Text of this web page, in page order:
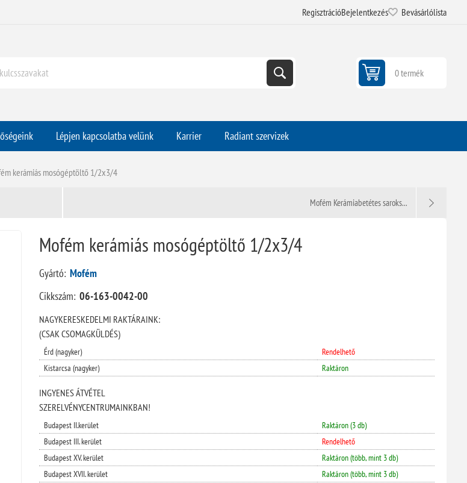
RegisztrációBejelentkezés Bevásárlólista
0 termék
Lépjen kapcsolatba velünk Karrier Radiant szervizek
kerámiás mosógéptöltő 1/2x3/4
Mofém Kerámiabetétes saroks...
Mofém kerámiás mosógéptöltő 1/2x3/4
Gyártó: Mofém
Cikkszám: 06-163-0042-00
NAGYKERESKEDELMI RAKTÁRAINK:
(CSAK CSOMAGKÜLDÉS)
Érd (nagyker)
Rendelhető
Kistarcsa (nagyker)
Raktáron
INGYENES ÁTVÉTEL
SZERELVÉNYCENTRUMAINKBAN!
Budapest II.kerület
Raktáron (3 db)
Budapest III. kerület
Rendelhető
Budapest XV. kerület
Raktáron (több, mint 3 db)
Budapest XVII. kerület
Raktáron (több, mint 3 db)